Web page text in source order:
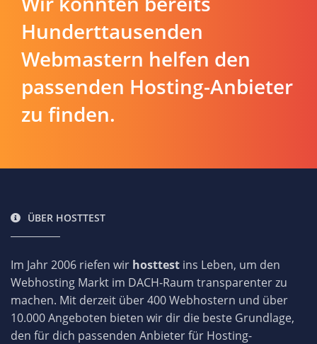
Hunderttausenden
Webmastern helfen den
passenden Hosting-Anbieter
zu finden.
ÜBER HOSTTEST
Im Jahr 2006 riefen wir hosttest ins Leben, um den
Webhosting Markt im DACH-Raum transparenter zu
machen. Mit derzeit über 400 Webhostern und über
10.000 Angeboten bieten wir dir die beste Grundlage,
den für dich passenden Anbieter für Hosting-